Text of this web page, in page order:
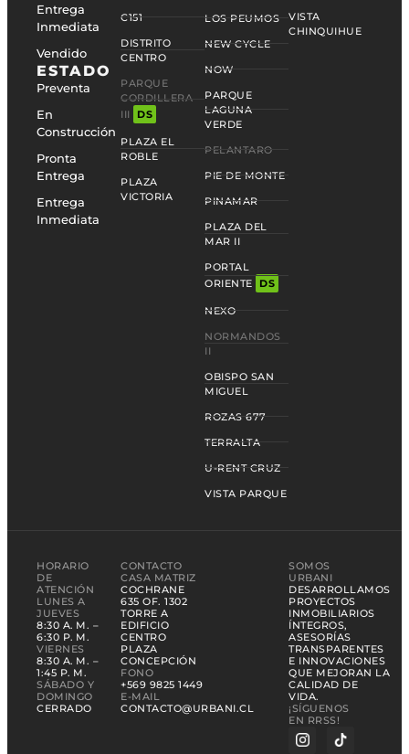
Entrega
Inmediata
Vendido
ESTADO
Preventa
En
Construcción
Pronta
Entrega
Entrega
Inmediata
C151
DISTRITO
CENTRO
PARQUE
CORDILLERA
III
DS
PLAZA EL
ROBLE
PLAZA
VICTORIA
LOS PEUMOS
NEW CYCLE
NOW
PARQUE
LAGUNA
VERDE
PELANTARO
PIE DE MONTE
PINAMAR
PLAZA DEL
MAR II
PORTAL
ORIENTE
DS
NEXO
NORMANDOS
II
OBISPO SAN
MIGUEL
ROZAS 677
TERRALTA
U-RENT CRUZ
VISTA PARQUE
VISTA
CHINQUIHUE
HORARIO
DE
ATENCIÓN
LUNES A
JUEVES
8:30 A. M. –
6:30 P. M.
VIERNES
8:30 A. M. –
1:45 P. M.
SÁBADO Y
DOMINGO
CERRADO
CONTACTO
CASA MATRIZ
COCHRANE
635 OF. 1302
TORRE A
EDIFICIO
CENTRO
PLAZA
CONCEPCIÓN
FONO
+569 9825 1449
E-MAIL
CONTACTO@URBANI.CL
SOMOS
URBANI
DESARROLLAMOS
PROYECTOS
INMOBILIARIOS
ÍNTEGROS,
ASESORÍAS
TRANSPARENTES
E INNOVACIONES
QUE MEJORAN LA
CALIDAD DE
VIDA.
¡SÍGUENOS
EN RRSS!